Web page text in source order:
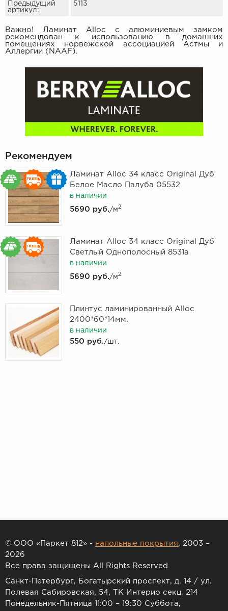
Предыдущий
артикул:
5113
Важно! Ламинат Alloc с алюминиевым замком
рекомендован к использованию в домашних
помещениях норвежской ассоциацией Астмы и
Аллергии (NAAF).
Рекомендуем
Ламинат Alloc 34 класс Original Дуб
Белое Масло Палуба 05532
в наличии
5690 руб./м2
Ламинат Alloc 34 класс Original Дуб
Светлый Однополосный 8531а
в наличии
5690 руб./м2
Плинтус ламинированный Alloc
2400*60*14мм.
в наличии
550 руб./шт.
© ООО «Паркет 812» - напольные покрытия, 2003 –
2026
Все права защищены All Rights Reserved
Санкт-Петербург, Богатырский проспект, д. 14 / ул.
Полевая Сабировская, 54, ТК Интерио секц. 214
Понедельник-Пятница 11:00 – 19:30 Суббота,